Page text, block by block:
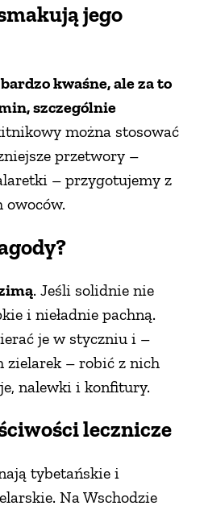
jego
kwaśne, ale za to
szczególnie
można stosować
przetwory –
– przygotujemy z
owoców.
. Jeśli solidnie nie
i nieładnie pachną.
je w styczniu i –
zielarek – robić z nich
nalewki i konfitury.
lecznicze
tybetańskie i
Na Wschodzie